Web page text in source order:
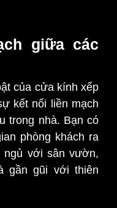
giữa các
của cửa kính xếp
kết nối liền mạch
trong nhà. Bạn có
phòng khách ra
ngủ với sân vườn,
gần gũi với thiên